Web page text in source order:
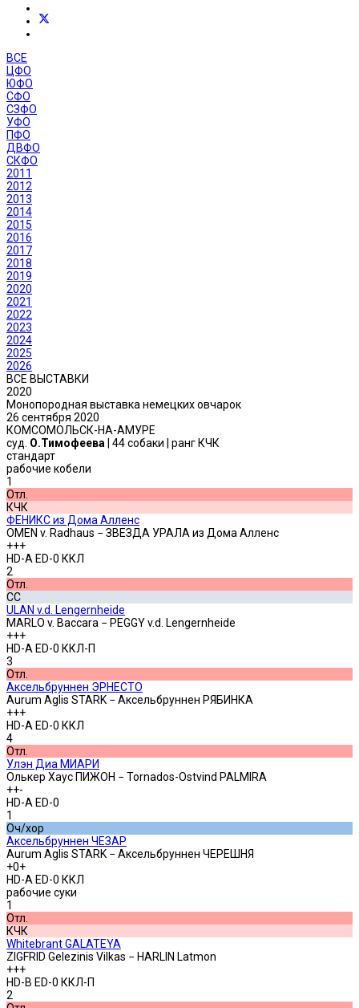
ВСЕ
ЦФО
ЮФО
СФО
СЗФО
УФО
ПФО
ДВФО
СКФО
2011
2012
2013
2014
2015
2016
2017
2018
2019
2020
2021
2022
2023
2024
2025
2026
ВСЕ ВЫСТАВКИ
2020
Монопородная выставка немецких овчарок
26 сентября 2020
КОМСОМОЛЬСК-НА-АМУРЕ
суд. О.Тимофеева | 44 собаки | ранг КЧК
стандарт
рабочие кобели
1
Отл.
КЧК
ФЕНИКС из Дома Алленс
OMEN v. Radhaus − ЗВЕЗДА УРАЛА из Дома Алленс
+++
HD-A ED-0 ККЛ
2
Отл.
СС
ULAN v.d. Lengernheide
MARLO v. Baccara − PEGGY v.d. Lengernheide
+++
HD-A ED-0 ККЛ-П
3
Отл.
Аксельбруннен ЭРНЕСТО
Aurum Aglis STARK − Аксельбруннен РЯБИНКА
+++
HD-A ED-0 ККЛ
4
Отл.
Улэн Диа МИАРИ
Олькер Хаус ПИЖОН − Tornados-Ostvind PALMIRA
++-
HD-A ED-0
1
Оч/хор
Аксельбруннен ЧЕЗАР
Aurum Aglis STARK − Аксельбруннен ЧЕРЕШНЯ
+0+
HD-A ED-0 ККЛ
рабочие суки
1
Отл.
КЧК
Whitebrant GALATEYA
ZIGFRID Gelezinis Vilkas − HARLIN Latmon
+++
HD-B ED-0 ККЛ-П
2